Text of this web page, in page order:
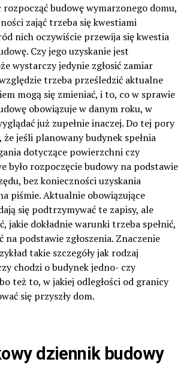
budowę wymarzonego domu,
zająć trzeba się kwestiami
nich oczywiście przewija się kwestia
Czy jego uzyskanie jest
wystarczy jedynie zgłosić zamiar
trzeba prześledzić aktualne
mogą się zmieniać, i to, co w sprawie
obowiązuje w danym roku, w
już zupełnie inaczej. Do tej pory
że jeśli planowany budynek spełnia
dotyczące powierzchni czy
było rozpoczęcie budowy na podstawie
bez konieczności uzyskania
piśmie. Aktualnie obowiązujące
się podtrzymywać te zapisy, ale
jakie dokładnie warunki trzeba spełnić,
na podstawie zgłoszenia. Znaczenie
takie szczegóły jak rodzaj
chodzi o budynek jedno- czy
też to, w jakiej odległości od granicy
się przyszły dom.
dziennik budowy